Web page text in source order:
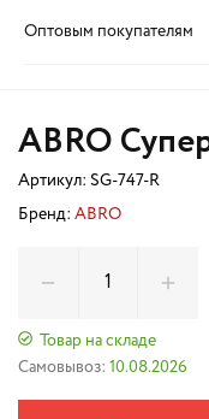
Оптовым покупателям
ABRO
Артикул: SG-747-R
Бренд: ABRO
Товар на складе
Самовывоз: 10.08.2026